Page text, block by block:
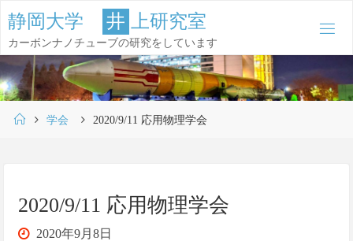
コ
ン
テ
ン
ツ
静岡大学 井 上研究室
カーボンナノチューブの研究をしています
ホ
学会 2020/9/11 応用物理学会
2020/9/11 応用物理学会
2020年9月8日